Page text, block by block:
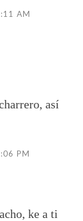
AM
así
PM
ke a ti